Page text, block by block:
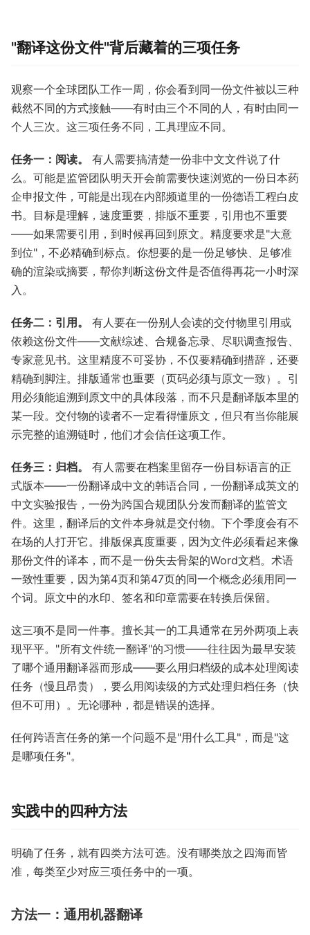
"翻译这份文件"背后藏着的三项任务
观察一个全球团队工作一周，你会看到同一份文件被以三种
截然不同的方式接触——有时由三个不同的人，有时由同一
个人三次。这三项任务不同，工具理应不同。
任务一：阅读。
有人需要搞清楚一份非中文文件说了什
么。可能是监管团队明天开会前需要快速浏览的一份日本药
企申报文件，可能是出现在内部频道里的一份德语工程白皮
书。目标是理解，速度重要，排版不重要，引用也不重要
——如果需要引用，到时候再回到原文。精度要求是"大意
到位"，不必精确到标点。你想要的是一份足够快、足够准
确的渲染或摘要，帮你判断这份文件是否值得再花一小时深
入。
任务二：引用。
有人要在一份别人会读的交付物里引用或
依赖这份文件——文献综述、合规备忘录、尽职调查报告、
专家意见书。这里精度不可妥协，不仅要精确到措辞，还要
精确到脚注。排版通常也重要（页码必须与原文一致）。引
用必须能追溯到原文中的具体段落，而不只是翻译版本里的
某一段。交付物的读者不一定看得懂原文，但只有当你能展
示完整的追溯链时，他们才会信任这项工作。
任务三：归档。
有人需要在档案里留存一份目标语言的正
式版本——一份翻译成中文的韩语合同，一份翻译成英文的
中文实验报告，一份为跨国合规团队分发而翻译的监管文
件。这里，翻译后的文件本身就是交付物。下个季度会有不
在场的人打开它。排版保真度重要，因为文件必须看起来像
那份文件的译本，而不是一份失去骨架的Word文档。术语
一致性重要，因为第4页和第47页的同一个概念必须用同一
个词。原文中的水印、签名和印章需要在转换后保留。
这三项不是同一件事。擅长其一的工具通常在另外两项上表
现平平。"所有文件统一翻译"的习惯——往往因为最早安装
了哪个通用翻译器而形成——要么用归档级的成本处理阅读
任务（慢且昂贵），要么用阅读级的方式处理归档任务（快
但不可用）。无论哪种，都是错误的选择。
任何跨语言任务的第一个问题不是"用什么工具"，而是"这
是哪项任务"。
实践中的四种方法
明确了任务，就有四类方法可选。没有哪类放之四海而皆
准，每类至少对应三项任务中的一项。
方法一：通用机器翻译